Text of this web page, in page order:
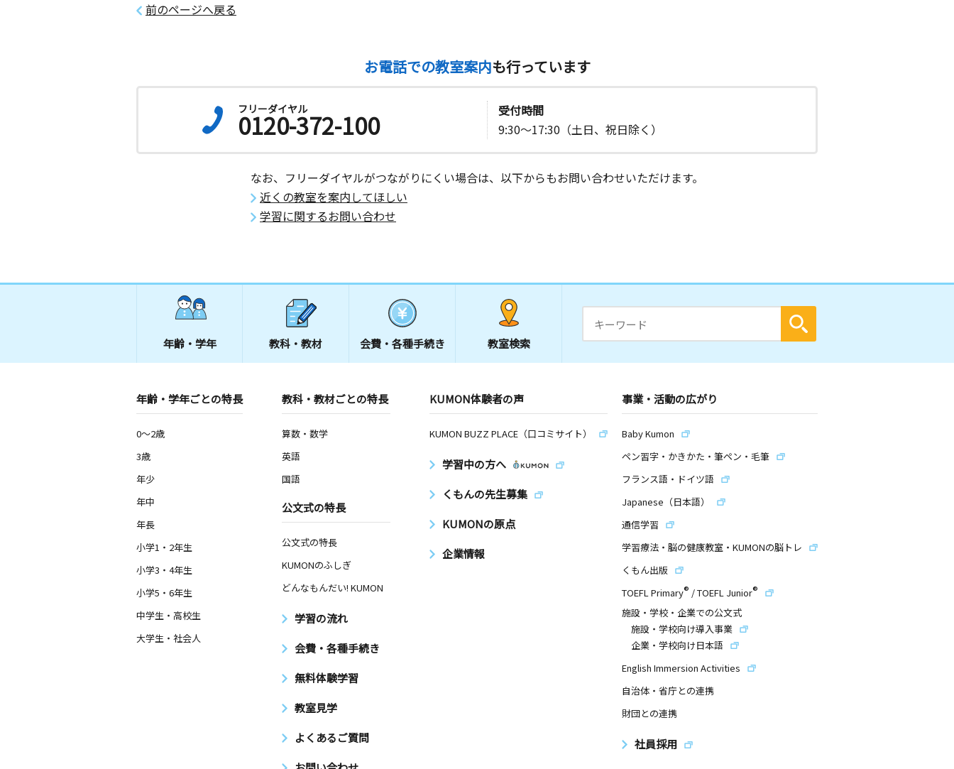
前のページへ戻る
お電話での教室案内も行っています
フリーダイヤル
0120-372-100
受付時間
9:30～17:30（土日、祝日除く）
なお、フリーダイヤルがつながりにくい場合は、以下からもお問い合わせいただけます。
近くの教室を案内してほしい
学習に関するお問い合わせ
年齢・学年 教科・教材 会費・ 各種手続き 教室検索
年齢・学年ごとの特長
0～2歳
3歳
年少
年中
年長
小学1・2年生
小学3・4年生
小学5・6年生
中学生・高校生
大学生・社会人
教科・教材ごとの特長
算数・数学
英語
国語
公文式の特長
公文式の特長
KUMONのふしぎ
どんなもんだい! KUMON
学習の流れ
会費・各種手続き
無料体験学習
教室見学
よくあるご質問
KUMON体験者の声
KUMON BUZZ PLACE（口コミサイト）
学習中の方へ
くもんの先生募集
KUMONの原点
企業情報
事業・活動の広がり
Baby Kumon
ペン習字・かきかた・筆ペン・毛筆
フランス語・ドイツ語
Japanese（日本語）
通信学習
学習療法・脳の健康教室・KUMONの脳トレ
くもん出版
TOEFL Primary® /TOEFL Junior®
施設・学校・企業での公文式
施設・学校向け導入事業
企業・学校向け日本語
English Immersion Activities
自治体・省庁との連携
財団との連携
社員採用